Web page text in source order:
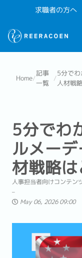
求職者の方へ
Home/
記事
一覧
/
5分で
人材戦
5分でわ
ルメー
材戦略
人事担当者向けコンテン
May 06, 2026 09:00